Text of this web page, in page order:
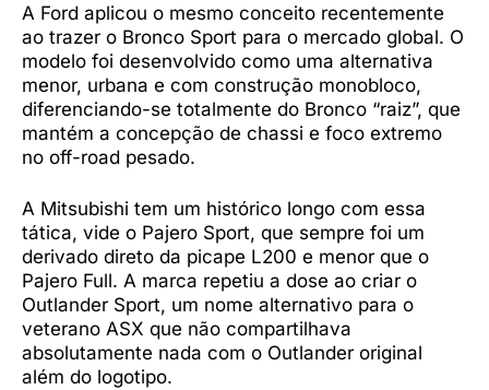
A Ford aplicou o mesmo conceito recentemente
ao trazer o Bronco Sport para o mercado global. O
modelo foi desenvolvido como uma alternativa
menor, urbana e com construção monobloco,
diferenciando-se totalmente do Bronco “raiz”, que
mantém a concepção de chassi e foco extremo
no off-road pesado.
A Mitsubishi tem um histórico longo com essa
tática, vide o Pajero Sport, que sempre foi um
derivado direto da picape L200 e menor que o
Pajero Full. A marca repetiu a dose ao criar o
Outlander Sport, um nome alternativo para o
veterano ASX que não compartilhava
absolutamente nada com o Outlander original
além do logotipo.